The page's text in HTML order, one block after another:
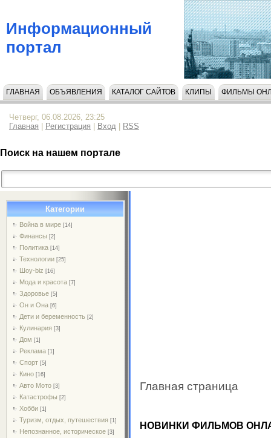
Информационный
портал
ГЛАВНАЯ ОБЪЯВЛЕНИЯ КАТАЛОГ САЙТОВ КЛИПЫ ФИЛЬМЫ
Четверг, 06.08.2026, 23:25
Главная
Регистрация Вход RSS
Поиск на нашем портале
Категории
Война в мире [14]
Финансы [2]
Политика [14]
Технологии [25]
Шоу-biz [16]
Мода и красота [7]
Здоровье [5]
Он и Она [6]
Дети и беременность [2]
Кулинария [3]
Дом [1]
Реклама [1]
Спорт [5]
Кино [16]
Авто Мото [3]
Катастрофы [2]
Хобби [1]
Туризм, отдых, путешествия [1]
Непознанное, историческое [3]
Главная страница
НОВИНКИ ФИЛЬМОВ